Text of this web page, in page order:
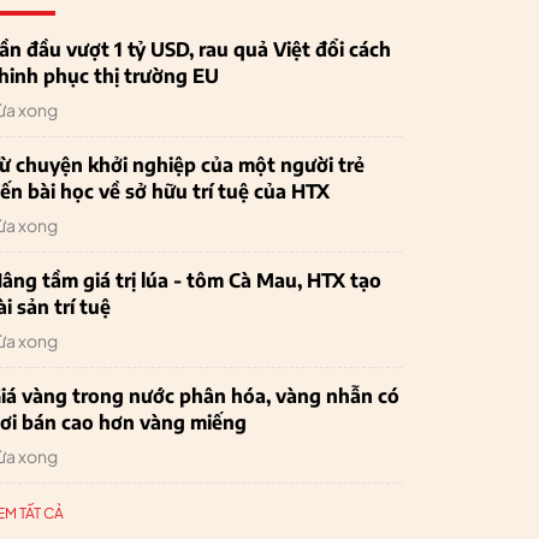
đầu vượt 1 tỷ USD, rau quả Việt đổi cách
phục thị trường EU
xong
chuyện khởi nghiệp của một người trẻ
bài học về sở hữu trí tuệ của HTX
xong
tầm giá trị lúa - tôm Cà Mau, HTX tạo
sản trí tuệ
xong
vàng trong nước phân hóa, vàng nhẫn có
bán cao hơn vàng miếng
xong
TẤT CẢ